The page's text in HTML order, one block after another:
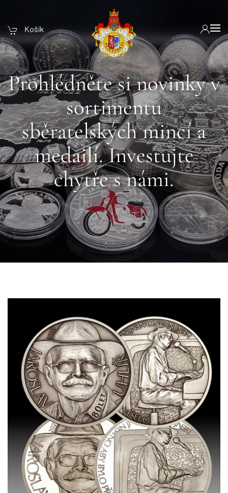
Košík
Prohlédněte si novinky v
sortimentu
sběratelských mincí a
medailí. Investujte
chytře s námi.